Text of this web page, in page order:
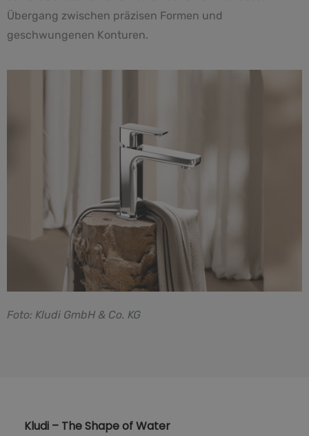
Übergang zwischen präzisen Formen und
geschwungenen Konturen.
Foto: Kludi GmbH & Co. KG
Kludi – The Shape of Water